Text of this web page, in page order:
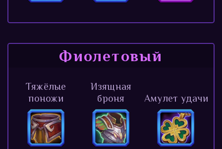
Фиолетовый
Тяжёлые
поножи
Изящная
броня
Амулет удачи